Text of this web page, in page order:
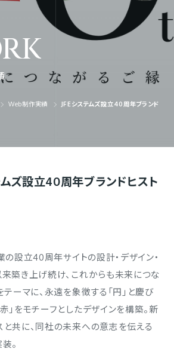
Web制作実績
JFEシステムズ設立40周年ブランド
ズ設立40周年ブランドヒスト
設立40周年サイトの設計・デザイン・
築き上げ続け、これからも未来につな
テーマに、永遠を象徴する「円」と慶び
」をモチーフとしたデザインを構築。新
共に、同社の未来への意志を伝える
。